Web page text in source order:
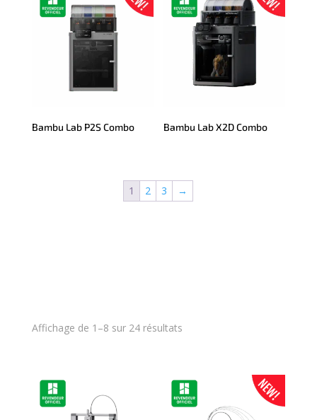
Bambu Lab P2S Combo Bambu Lab X2D Combo
1 2 3 →
Affichage de 1–8 sur 24 résultats